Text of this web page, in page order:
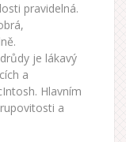
pravidelná.
je lákavý
a
Hlavním
a